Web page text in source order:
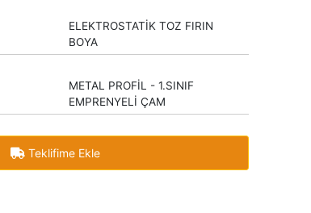
ELEKTROSTATİK TOZ FIRIN
BOYA
METAL PROFİL - 1.SINIF
EMPRENYELİ ÇAM
Teklifime Ekle